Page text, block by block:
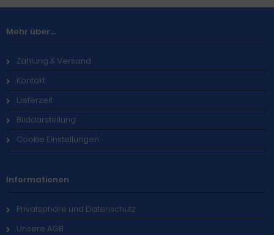
Mehr über...
Zahlung & Versand
Kontakt
Lieferzeit
Bilddarstellung
Cookie Einstellungen
Informationen
Privatsphäre und Datenschutz
Unsere AGB